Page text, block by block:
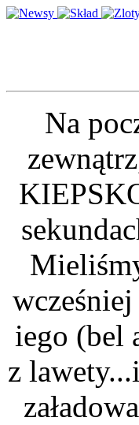
Na
iego (bel
z